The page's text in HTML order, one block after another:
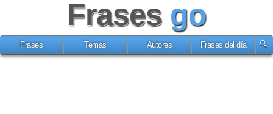
Frases go
Frases Temas Autores Frases del día